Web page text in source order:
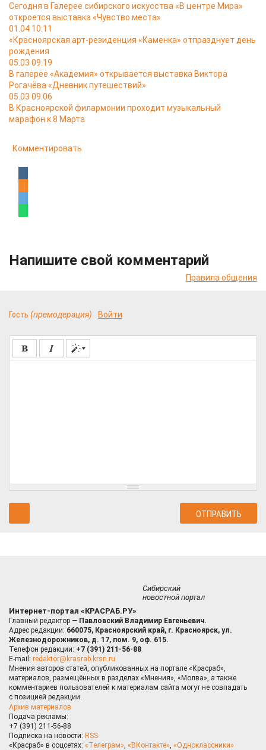
Сегодня в Галерее сибирского искусства «В центре Мира»
откроется выставка «Чувство места»
01.04 10:11
«Красноярская арт-резиденция «Каменка» отпразднует день
рождения
05.03 09:19
В галерее «Академия» открывается выставка Виктора
Рогачёва «Дневник путешествий»
05.03 09:06
В Красноярской филармонии проходит музыкальный
марафон к 8 Марта
Комментировать
Напишите свой комментарий
Правила общения
Гость (премодерация) Войти
Сибирский
новостной портал
Интернет-портал «КРАСРАБ.РУ»
Главный редактор — Павловский Владимир Евгеньевич.
Адрес редакции: 660075, Красноярский край, г. Красноярск, ул.
Железнодорожников, д. 17, пом. 9, оф. 615.
Телефон редакции: +7 (391) 211-56-88
E-mail: redaktor@krasrab.krsn.ru
Мнения авторов статей, опубликованных на портале «Красраб»,
материалов, размещённых в разделах «Мнения», «Молва», а также
комментариев пользователей к материалам сайта могут не совпадать
с позицией редакции.
Архив материалов
Подача рекламы:
+7 (391) 211-56-88
Подписка на новости: RSS
«Красраб» в соцсетях: «Телеграм», «ВКонтакте», «Одноклассники»